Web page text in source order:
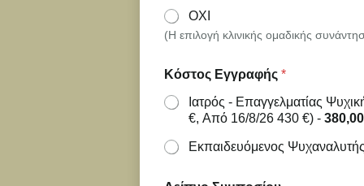
ΟΧΙ
(Η επιλογή κλινικής ομαδικής
Κόστος Εγγραφής *
Ιατρός - Επαγγελματίας
€, Από 16/8/26 430 €) -